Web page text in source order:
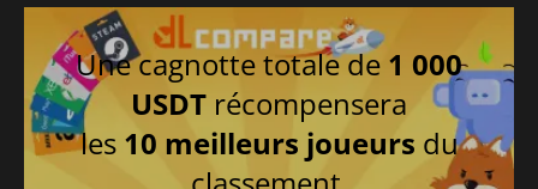
Une cagnotte totale de 1 000
USDT récompensera
les 10 meilleurs joueurs du